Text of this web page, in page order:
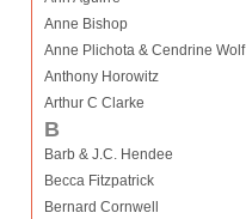
Anne Bishop
Anne Plichota & Cendrine Wolf
Anthony Horowitz
Arthur C Clarke
B
Barb & J.C. Hendee
Becca Fitzpatrick
Bernard Cornwell